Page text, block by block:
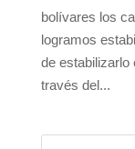
bolívares los
logramos
de estabilizarlo
través del...